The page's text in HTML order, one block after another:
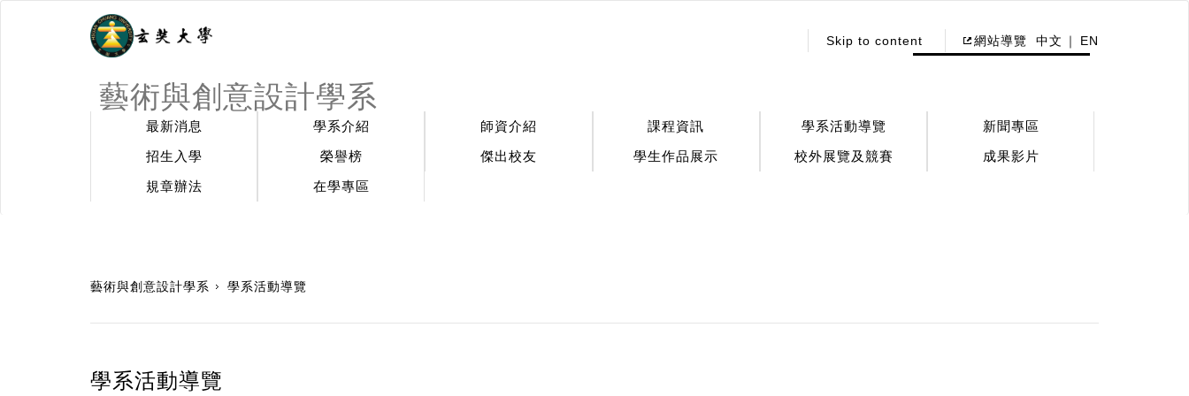
藝術與創意設計學系
Skip to content 網站導覽 中文 EN
最新消息 學系介紹 師資介紹 課程資訊 學系活動導覽
新聞專區
招生入學
榮譽榜 傑出校友 學生作品展示 校外展覽及競賽
成果影片
規章辦法
在學專區
藝術與創意設計學系 學系活動導覽
學系活動導覽